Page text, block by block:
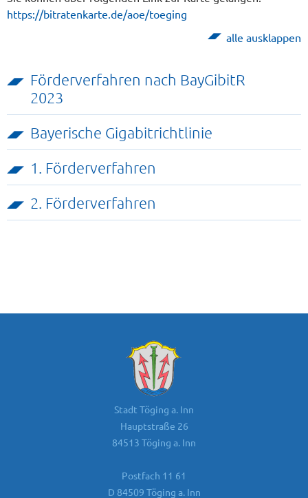
https://bitratenkarte.de/aoe/toeging
alle ausklappen
Förderverfahren nach BayGibitR
2023
Bayerische Gigabitrichtlinie
1. Förderverfahren
2. Förderverfahren
Stadt Töging a. Inn
Hauptstraße 26
84513 Töging a. Inn
Postfach 11 61
D 84509 Töging a. Inn